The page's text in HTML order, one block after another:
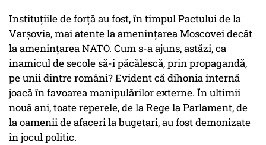
Instituțiile de forță au fost, în timpul Pactului de la
Varșovia, mai atente la amenințarea Moscovei decât
la amenințarea NATO. Cum s-a ajuns, astăzi, ca
inamicul de secole să-i păcălescă, prin propagandă,
pe unii dintre români? Evident că dihonia internă
joacă în favoarea manipulărilor externe. În ultimii
nouă ani, toate reperele, de la Rege la Parlament, de
la oamenii de afaceri la bugetari, au fost demonizate
în jocul politic.